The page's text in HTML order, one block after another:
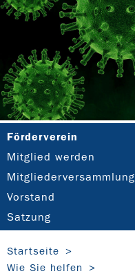
Förderverein
Mitglied werden
Mitgliederversammlung
Vorstand
Satzung
Startseite
Wie Sie helfen